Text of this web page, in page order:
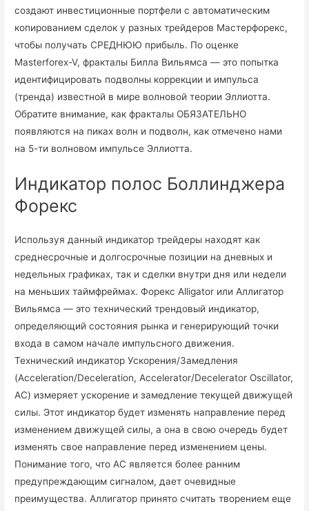
создают инвестиционные портфели с автоматическим
копированием сделок у разных трейдеров Мастерфорекс,
чтобы получать СРЕДНЮЮ прибыль. По оценке
Masterforex-V, фракталы Билла Вильямса — это попытка
идентифицировать подволны коррекции и импульса
(тренда) известной в мире волновой теории Эллиотта.
Обратите внимание, как фракталы ОБЯЗАТЕЛЬНО
появляются на пиках волн и подволн, как отмечено нами
на 5-ти волновом импульсе Эллиотта.
Индикатор полос Боллинджера
Форекс
Используя данный индикатор трейдеры находят как
среднесрочные и долгосрочные позиции на дневных и
недельных графиках, так и сделки внутри дня или недели
на меньших таймфреймах. Форекс Alligator или Аллигатор
Вильямса — это технический трендовый индикатор,
определяющий состояния рынка и генерирующий точки
входа в самом начале импульсного движения.
Технический индикатор Ускорения/Замедления
(Acceleration/Deceleration, Accelerator/Decelerator Oscillator,
AC) измеряет ускорение и замедление текущей движущей
силы. Этот индикатор будет изменять направление перед
изменением движущей силы, а она в свою очередь будет
изменять свое направление перед изменением цены.
Понимание того, что АС является более ранним
предупреждающим сигналом, дает очевидные
преимущества. Аллигатор принято считать творением еще